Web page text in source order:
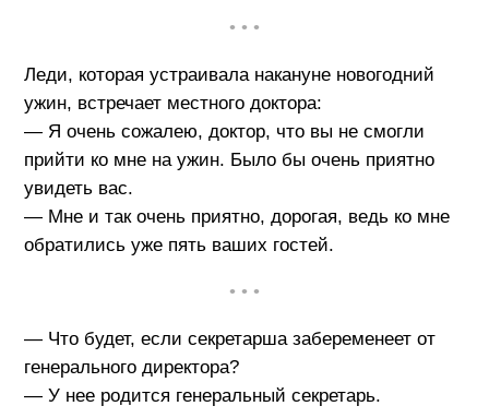
• • •
Леди, которая устраивала накануне новогодний
ужин, встречает местного доктора:
— Я очень сожалею, доктор, что вы не смогли
прийти ко мне на ужин. Было бы очень приятно
увидеть вас.
— Мне и так очень приятно, дорогая, ведь ко мне
обратились уже пять ваших гостей.
• • •
— Что будет, если секретарша забеременеет от
генерального директора?
— У нее родится генеральный секретарь.